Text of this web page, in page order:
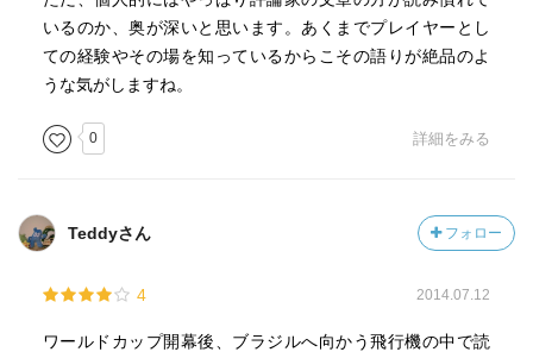
いるのか、奥が深いと思います。あくまでプレイヤーとし
ての経験やその場を知っているからこその語りが絶品のよ
うな気がしますね。
0 詳細をみる
Teddyさん フォロー
4 2014.07.12
ワールドカップ開幕後、ブラジルへ向かう飛行機の中で読